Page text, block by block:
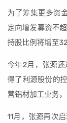
为了筹集更多资
定向增发募资不
持股比例将增至
今年2月，张源
得了利源股份的
营铝材加工业务
11月，张源再次